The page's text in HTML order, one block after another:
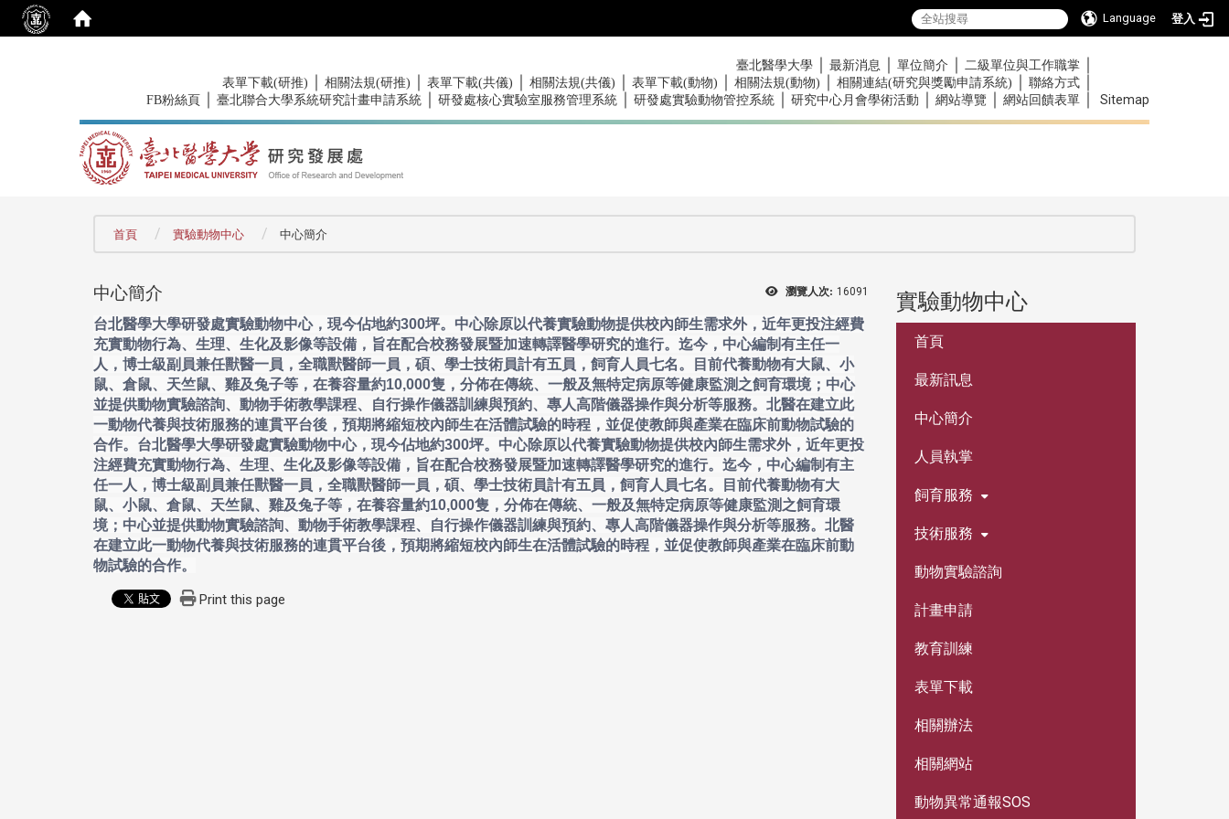
Language 登入
臺北醫學大學 最新消息 單位簡介 二級單位與工作職掌
表單下載(研推) 相關法規(研推) 表單下載(共儀) 相關法規(共儀) 表單下載(動物) 相關法規(動物) 相關連結(研究與獎勵申請系統) 聯絡方式
FB粉絲頁 臺北聯合大學系統研究計畫申請系統 研發處核心實驗室服務管理系統 研發處實驗動物管控系統 研究中心月會學術活動 網站導覽 網站回饋表單 Sitemap
首頁 實驗動物中心 中心簡介
瀏覽人次: 16091
中心簡介
台北醫學大學研發處實驗動物中心，現今佔地約300坪。中心除原以代養實驗動物提供校內師生需求外，近年更投注經費
充實動物行為、生理、生化及影像等設備，旨在配合校務發展暨加速轉譯醫學研究的進行。迄今，中心編制有主任一
人，博士級副員兼任獸醫一員，全職獸醫師一員，碩、學士技術員計有五員，飼育人員七名。目前代養動物有大鼠、小
鼠、倉鼠、天竺鼠、雞及兔子等，在養容量約10,000隻，分佈在傳統、一般及無特定病原等健康監測之飼育環境；中心
並提供動物實驗諮詢、動物手術教學課程、自行操作儀器訓練與預約、專人高階儀器操作與分析等服務。北醫在建立此
一動物代養與技術服務的連貫平台後，預期將縮短校內師生在活體試驗的時程，並促使教師與產業在臨床前動物試驗的
合作。 台北醫學大學研發處實驗動物中心，現今佔地約300坪。中心除原以代養實驗動物提供校內師生需求外，近年更投
注經費充實動物行為、生理、生化及影像等設備，旨在配合校務發展暨加速轉譯醫學研究的進行。迄今，中心編制有主
任一人，博士級副員兼任獸醫一員，全職獸醫師一員，碩、學士技術員計有五員，飼育人員七名。目前代養動物有大
鼠、小鼠、倉鼠、天竺鼠、雞及兔子等，在養容量約10,000隻，分佈在傳統、一般及無特定病原等健康監測之飼育環
境；中心並提供動物實驗諮詢、動物手術教學課程、自行操作儀器訓練與預約、專人高階儀器操作與分析等服務。北醫
在建立此一動物代養與技術服務的連貫平台後，預期將縮短校內師生在活體試驗的時程，並促使教師與產業在臨床前動
物試驗的合作。
Print this page
實驗動物中心
首頁
最新訊息
中心簡介
人員執掌
飼育服務
技術服務
動物實驗諮詢
計畫申請
教育訓練
表單下載
相關辦法
相關網站
動物異常通報SOS